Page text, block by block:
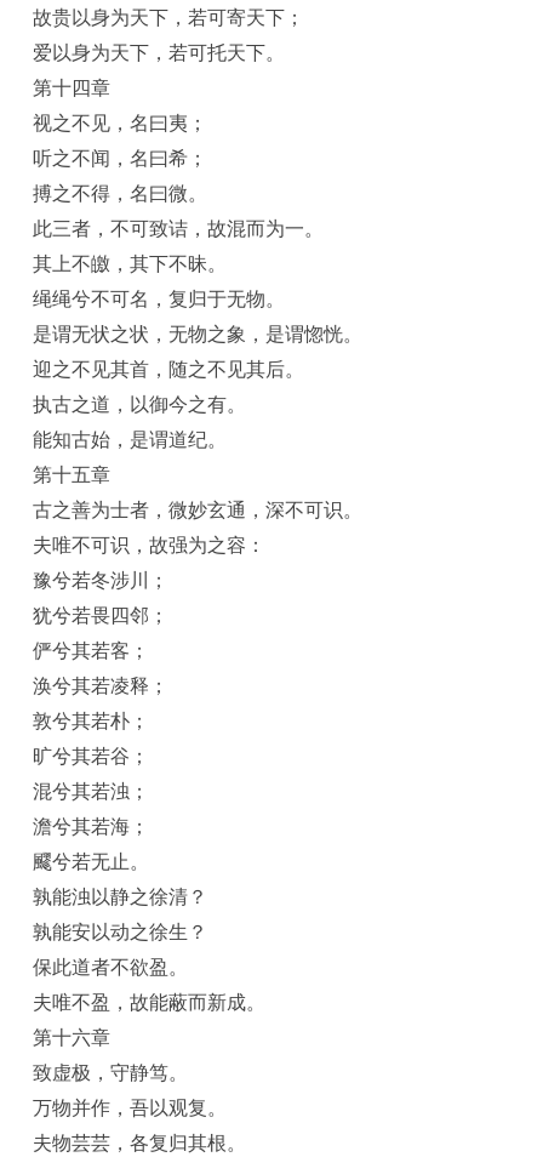
故贵以身为天下，若可寄天下；
爱以身为天下，若可托天下。
第十四章
视之不见，名曰夷；
听之不闻，名曰希；
搏之不得，名曰微。
此三者，不可致诘，故混而为一。
其上不皦，其下不昧。
绳绳兮不可名，复归于无物。
是谓无状之状，无物之象，是谓惚恍。
迎之不见其首，随之不见其后。
执古之道，以御今之有。
能知古始，是谓道纪。
第十五章
古之善为士者，微妙玄通，深不可识。
夫唯不可识，故强为之容：
豫兮若冬涉川；
犹兮若畏四邻；
俨兮其若客；
涣兮其若凌释；
敦兮其若朴；
旷兮其若谷；
混兮其若浊；
澹兮其若海；
飂兮若无止。
孰能浊以静之徐清？
孰能安以动之徐生？
保此道者不欲盈。
夫唯不盈，故能蔽而新成。
第十六章
致虚极，守静笃。
万物并作，吾以观复。
夫物芸芸，各复归其根。